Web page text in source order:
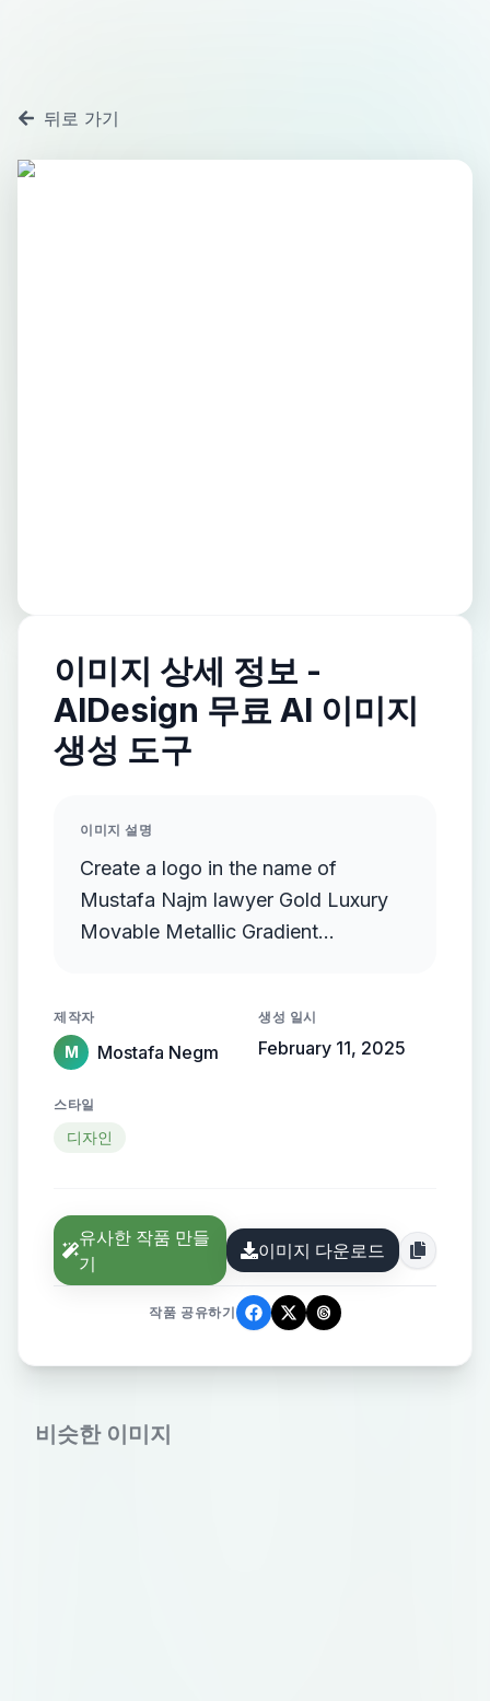
뒤로 가기
이미지 상세 정보 -
AIDesign 무료 AI 이미지
생성 도구
이미지 설명
Create a logo in the name of
Mustafa Najm lawyer Gold Luxury
Movable Metallic Gradient
제작자
M Mostafa Negm
생성 일시
February 11, 2025
스타일
디자인
유사한 작품 만들
기
이미지 다운로드
작품 공유하기
비슷한 이미지